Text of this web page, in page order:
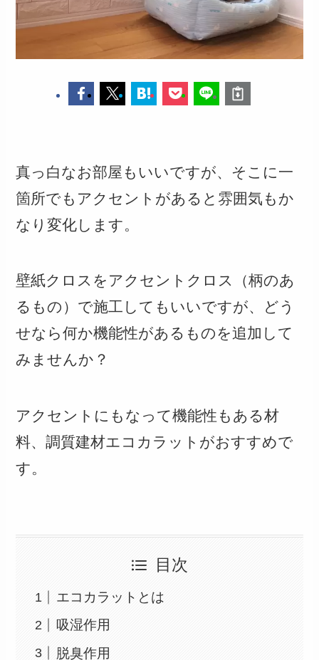
真っ白なお部屋もいいですが、そこに一
箇所でもアクセントがあると雰囲気もか
なり変化します。
壁紙クロスをアクセントクロス（柄のあ
るもの）で施工してもいいですが、どう
せなら何か機能性があるものを追加して
みませんか？
アクセントにもなって機能性もある材
料、調質建材エコカラットがおすすめで
す。
目次
エコカラットとは
吸湿作用
脱臭作用